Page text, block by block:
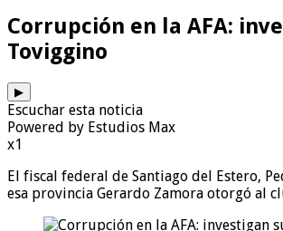
Corrupción en la AFA:
Toviggino
▶
Escuchar esta noticia
Powered by Estudios Max
x1
El fiscal federal de Santiago del Estero,
esa provincia Gerardo Zamora otorgó al